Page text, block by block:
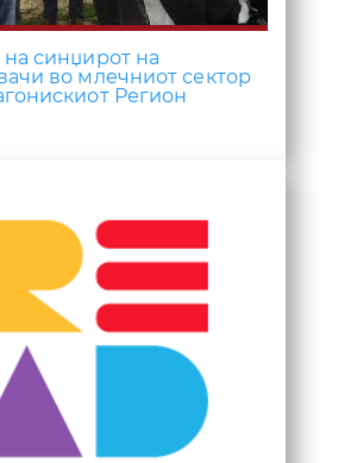
на синџирот на
во млечниот сектор
Регион